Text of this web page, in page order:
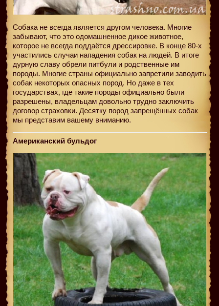
Собака не всегда является другом человека. Многие
забывают, что это одомашненное дикое животное,
которое не всегда поддаётся дрессировке. В конце 80-х
участились случаи нападения собак на людей. В итоге
дурную славу обрели питбули и родственные им
породы. Многие страны официально запретили заводить
собак некоторых опасных пород. Но даже в тех
государствах, где такие породы официально были
разрешены, владельцам довольно трудно заключить
договор страховки. Десятку пород запрещённых собак
мы представим вашему вниманию.
Американский бульдог